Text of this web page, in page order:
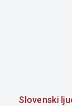
Slovenski